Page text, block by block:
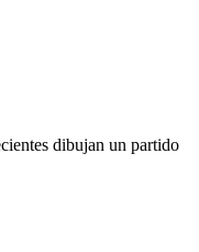
dibujan un partido